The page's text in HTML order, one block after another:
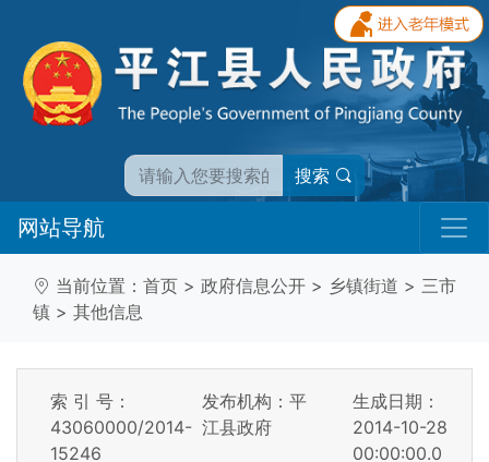
搜索
网站导航
当前位置： 首页 > 政府信息公开 > 乡镇街道 > 三市
镇 > 其他信息
索 引 号：
43060000/2014-
15246
发布机构：平
江县政府
生成日期：
2014-10-28
00:00:00.0